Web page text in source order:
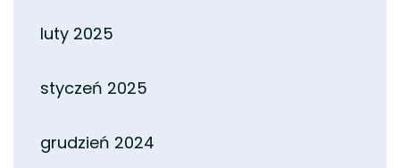
luty 2025
styczeń 2025
grudzień 2024